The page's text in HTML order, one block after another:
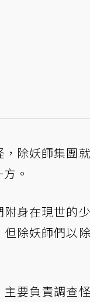
除妖師集團
。
身在現世的
除妖師們以
要負責調查